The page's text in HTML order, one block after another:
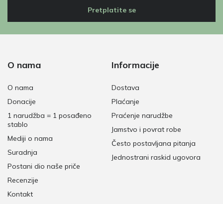
Pretplatite se
O nama
O nama
Donacije
1 narudžba = 1 posađeno
stablo
Mediji o nama
Suradnja
Postani dio naše priče
Recenzije
Kontakt
Informacije
Dostava
Plaćanje
Praćenje narudžbe
Jamstvo i povrat robe
Često postavljana pitanja
Jednostrani raskid ugovora